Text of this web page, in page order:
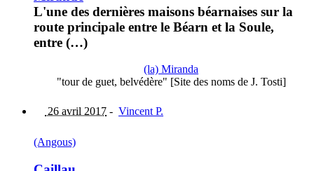
L'une des dernières maisons béarnaises sur la
route principale entre le Béarn et la Soule,
entre (…)
(la) Miranda
"tour de guet, belvédère" [Site des noms de J. Tosti]
26 avril 2017 - Vincent P.
(Angous)